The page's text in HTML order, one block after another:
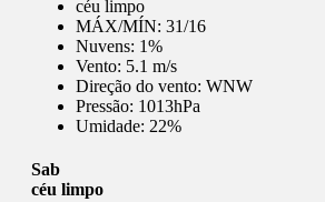
céu limpo
MÁX/MÍN: 31/16
Nuvens: 1%
Vento: 5.1 m/s
Direção do vento: WNW
Pressão: 1013hPa
Umidade: 22%
Sab
céu limpo